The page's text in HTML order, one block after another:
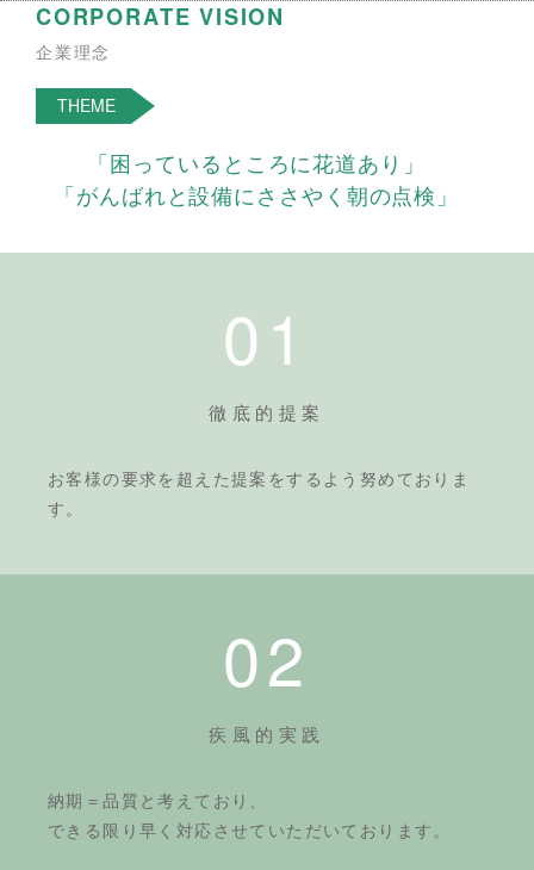
CORPORATE VISION
企業理念
THEME
「困っているところに花道あり」
「がんばれと設備にささやく朝の点検」
01
徹底的提案
お客様の要求を超えた提案をするよう努めておりま
す。
02
疾風的実践
納期＝品質と考えており、
できる限り早く対応させていただいております。